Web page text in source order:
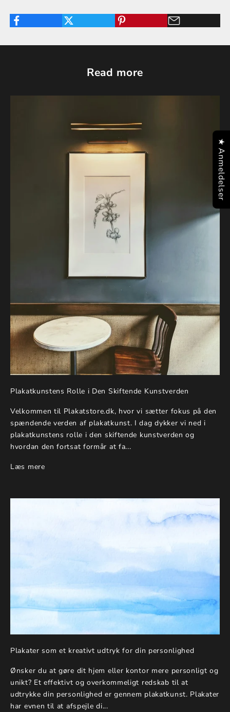
Read more
Plakatkunstens Rolle i Den Skiftende Kunstverden
Velkommen til Plakatstore.dk, hvor vi sætter fokus på den
spændende verden af plakatkunst. I dag dykker vi ned i
plakatkunstens rolle i den skiftende kunstverden og
hvordan den fortsat formår at fa...
Læs mere
Plakater som et kreativt udtryk for din personlighed
Ønsker du at gøre dit hjem eller kontor mere personligt og
unikt? Et effektivt og overkommeligt redskab til at
udtrykke din personlighed er gennem plakatkunst. Plakater
har evnen til at afspejle di...
★ Anmeldelser